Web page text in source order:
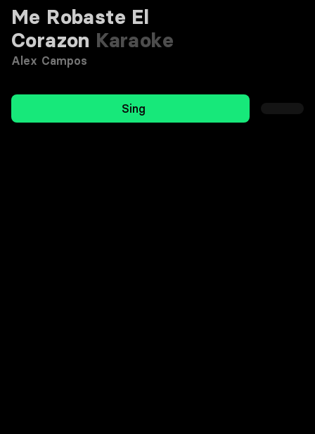
Me Robaste El
Corazon Karaoke
Alex Campos
Sing